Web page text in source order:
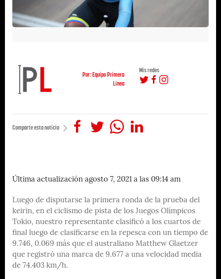
Por: Equipo Primera
Linea
Mis redes
Comparte esta noticia
Última actualización agosto 7, 2021 a las 09:14 am
Luego de disputarse la primera ronda de la prueba del
keirin, en el ciclismo de pista de los Juegos Olímpicos
Tokio, nuestro representante clasificó a los cuartos de
final luego de clasificarse en la repesca con un tiempo de
9.746, 0.069 más que el australiano Matthew Glaetzer
que registró una marca de 9.677 a una velocidad media
de 74.403 km/h.